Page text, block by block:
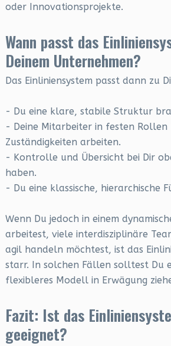
oder Innovationsprojekte.
Wann passt das
Deinem Unternehmen?
Das Einliniensystem passt dann zu
- Du eine klare, stabile Struktur
- Deine Mitarbeiter in festen Rollen
Zuständigkeiten arbeiten.
- Kontrolle und Übersicht bei Dir
haben.
- Du eine klassische, hierarchische
Wenn Du jedoch in einem
arbeitest, viele interdisziplinäre
agil handeln möchtest, ist das
starr. In solchen Fällen solltest Du
flexibleres Modell in Erwägung
Fazit: Ist das
geeignet?